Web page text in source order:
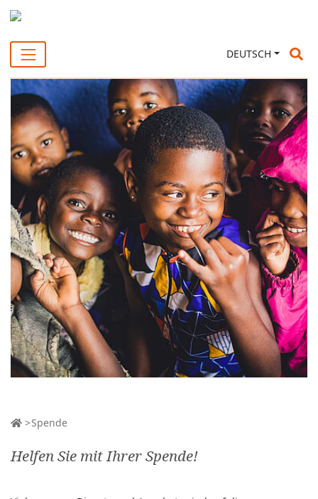
DEUTSCH
Spende
Helfen Sie mit Ihrer Spende!